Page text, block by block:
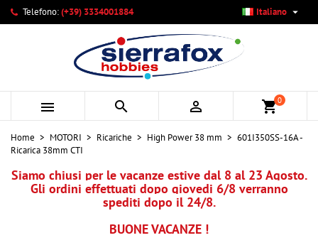
Telefono:(+39) 3334001884 Italiano 
   shopping_cart0
Home MOTORI Ricariche High Power 38 mm
601I350SS-16A -
Ricarica 38mm CTI
Siamo chiusi per le vacanze estive dal 8 al 23 Agosto.
Gli ordini effettuati dopo giovedi 6/8 verranno
spediti dopo il 24/8.
BUONE VACANZE !
Le mie liste di desideri ×
Crea nuova lista
Crea lista dei desideri ×
Nome lista dei desideri
Annulla Crea lista dei desideri
Accedi ×
Devi avere effettuato l'accesso per salvare dei prodotti
nella tua lista dei desideri.
Annulla Accedi